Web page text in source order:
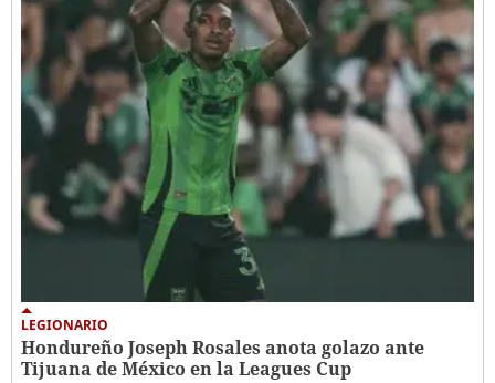
LEGIONARIO
Hondureño Joseph Rosales anota golazo ante
Tijuana de México en la Leagues Cup